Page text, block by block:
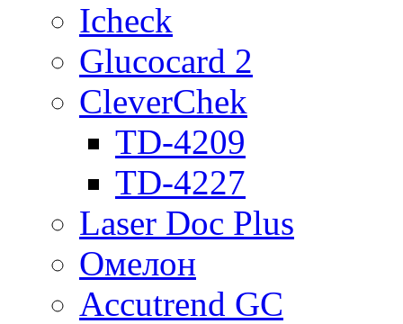
Icheck
Glucocard 2
CleverChek
TD-4209
TD-4227
Laser Doc Plus
Омелон
Accutrend GC